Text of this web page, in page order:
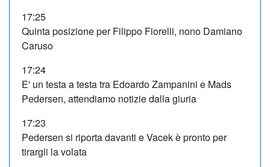
17:25
Quinta posizione per Filippo Fiorelli, nono Damiano
Caruso
17:24
E' un testa a testa tra Edoardo Zampanini e Mads
Pedersen, attendiamo notizie dalla giuria
17:23
Pedersen si riporta davanti e Vacek è pronto per
tirargli la volata